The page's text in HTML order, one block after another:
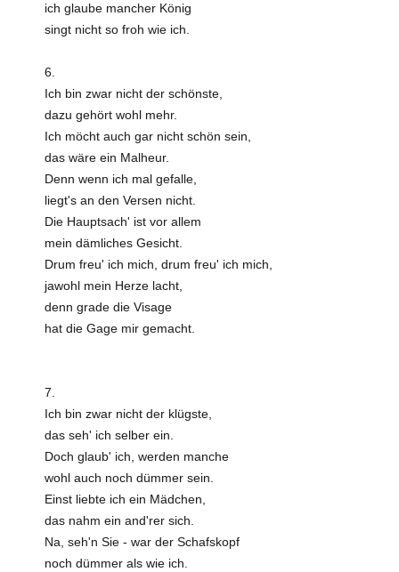
ich glaube mancher König
singt nicht so froh wie ich.
6.
Ich bin zwar nicht der schönste,
dazu gehört wohl mehr.
Ich möcht auch gar nicht schön sein,
das wäre ein Malheur.
Denn wenn ich mal gefalle,
liegt's an den Versen nicht.
Die Hauptsach' ist vor allem
mein dämliches Gesicht.
Drum freu' ich mich, drum freu' ich mich,
jawohl mein Herze lacht,
denn grade die Visage
hat die Gage mir gemacht.
7.
Ich bin zwar nicht der klügste,
das seh' ich selber ein.
Doch glaub' ich, werden manche
wohl auch noch dümmer sein.
Einst liebte ich ein Mädchen,
das nahm ein and'rer sich.
Na, seh'n Sie - war der Schafskopf
noch dümmer als wie ich.